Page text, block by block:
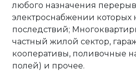
любого назначения
электроснабжении которых
последствий;
частный жилой сектор,
кооперативы, поливочные
полей) и прочее.